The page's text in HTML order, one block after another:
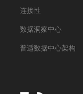
连接性
数据洞察中心
普适数据中心架构